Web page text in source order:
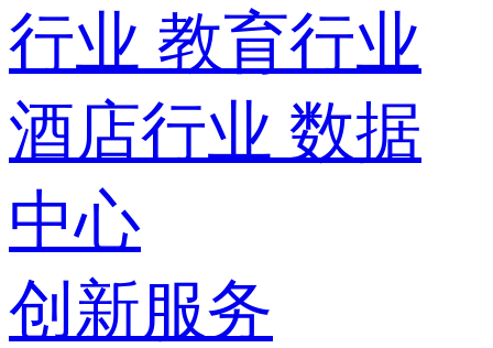
行业 教育行业
酒店行业 数据
中心
创新服务